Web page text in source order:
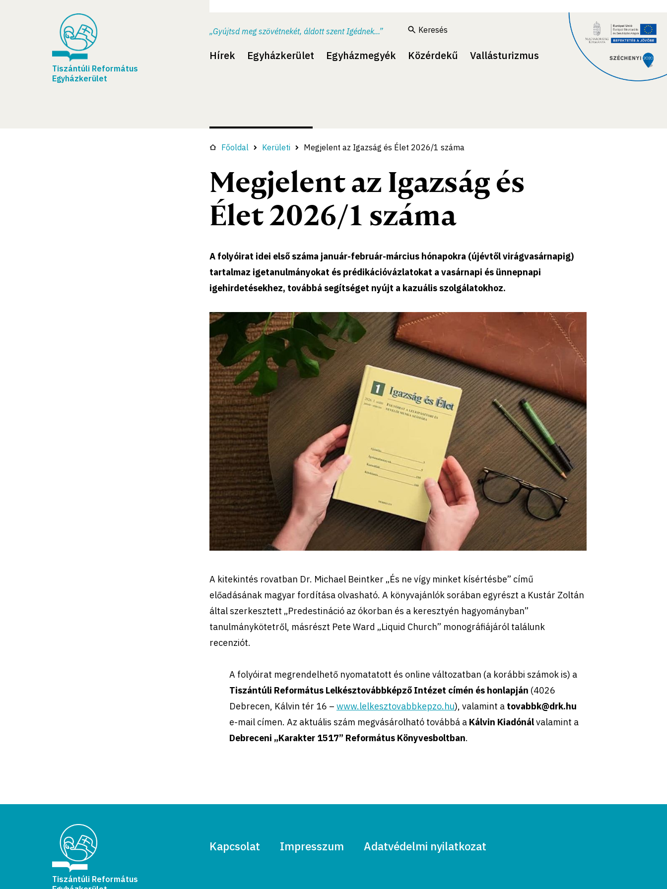
Tiszántúli Református
Egyházkerület
„Gyújtsd meg szövétnekét, áldott szent Igédnek...” Keresés
Hírek Egyházkerület Egyházmegyék Közérdekű Vallásturizmus
Főoldal Kerületi Megjelent az Igazság és Élet 2026/1 száma
Megjelent az Igazság és
Élet 2026/1 száma
A folyóirat idei első száma január-február-március hónapokra (újévtől virágvasárnapig)
tartalmaz igetanulmányokat és prédikációvázlatokat a vasárnapi és ünnepnapi
igehirdetésekhez, továbbá segítséget nyújt a kazuális szolgálatokhoz.
A kitekintés rovatban Dr. Michael Beintker „És ne vígy minket kísértésbe” című
előadásának magyar fordítása olvasható. A könyvajánlók sorában egyrészt a Kustár Zoltán
által szerkesztett „Predestináció az ókorban és a keresztyén hagyományban”
tanulmánykötetről, másrészt Pete Ward „Liquid Church” monográfiájáról találunk
recenziót.
A folyóirat megrendelhető nyomatatott és online változatban (a korábbi számok is) a
Tiszántúli Református Lelkésztovábbképző Intézet címén és honlapján (4026
Debrecen, Kálvin tér 16 – www.lelkesztovabbkepzo.hu), valamint a tovabbk@drk.hu
e-mail címen. Az aktuális szám megvásárolható továbbá a Kálvin Kiadónálvalamint a
Debreceni „Karakter 1517” Református Könyvesboltban.
Tiszántúli Református
Kapcsolat Impresszum Adatvédelmi nyilatkozat